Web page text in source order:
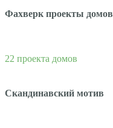
Фахверк проекты домов
22 проекта домов
Скандинавский мотив